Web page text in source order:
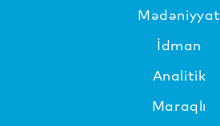
Mədəniyyat
İdman
Analitik
Maraqlı